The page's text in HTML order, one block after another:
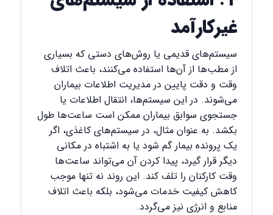
غیرکارآمد
سیستم‌های قدیمی یا روش‌های دستی که بسیاری
از مطب‌ها از آن‌ها استفاده می‌کنند، باعث اتلاف
وقت و دقت پایین در مدیریت اطلاعات بیماران
می‌شوند. در این سیستم‌ها، انتقال اطلاعات یا
جستجوی سوابق بیماران ممکن است ساعت‌ها طول
بکشد. به عنوان مثال، در سیستم‌های کاغذی، اگر
یک پرونده بیمار گم شود یا به اشتباه در مکانی
دیگر قرار گیرد، پیدا کردن آن می‌تواند ساعت‌ها
وقت کارکنان را تلف کند. این روند نه تنها موجب
کاهش کیفیت خدمات می‌شود، بلکه باعث اتلاف
منابع و انرژی نیز می‌گردد.